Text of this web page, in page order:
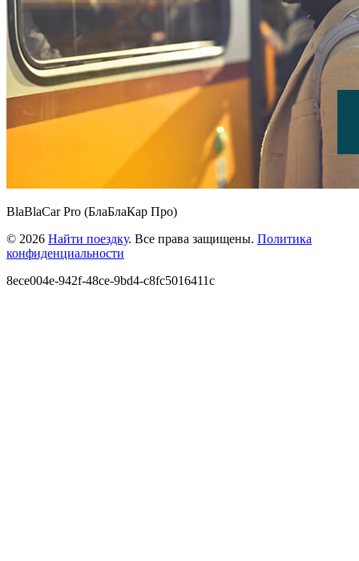
BlaBlaCar Pro (БлаБлаКар Про)
© 2026 Найти поездку. Все права защищены. Политика
конфиденциальности
8ece004e-942f-48ce-9bd4-c8fc5016411c